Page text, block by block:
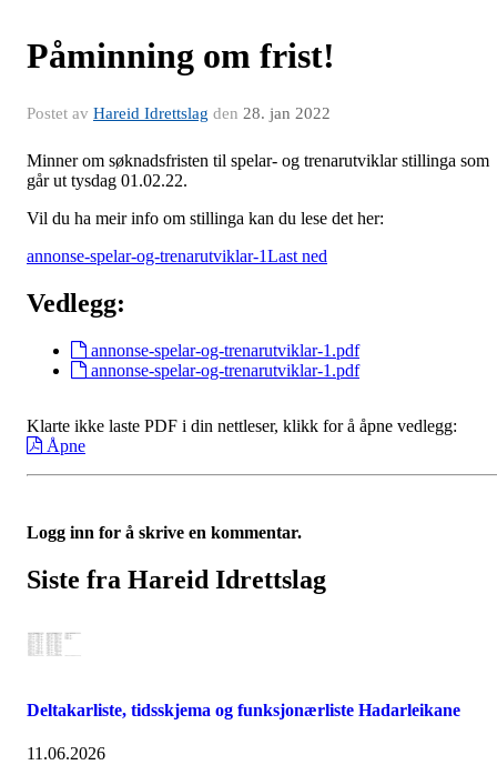
Påminning om frist!
Postet av Hareid Idrettslag den 28. jan 2022
Minner om søknadsfristen til spelar- og trenarutviklar stillinga som
går ut tysdag 01.02.22.
Vil du ha meir info om stillinga kan du lese det her:
annonse-spelar-og-trenarutviklar-1Last ned
Vedlegg:
annonse-spelar-og-trenarutviklar-1.pdf
annonse-spelar-og-trenarutviklar-1.pdf
Klarte ikke laste PDF i din nettleser, klikk for å åpne vedlegg:
Åpne
Logg inn for å skrive en kommentar.
Siste fra Hareid Idrettslag
Deltakarliste, tidsskjema og funksjonærliste Hadarleikane
11.06.2026